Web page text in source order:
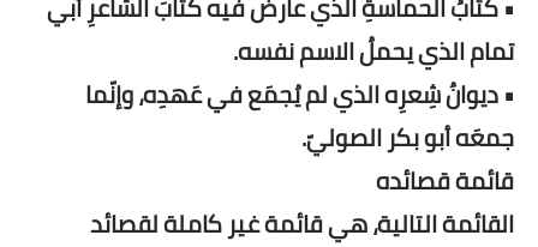
تمام الذي يحملُ الاسم نفسه.
• ديوانُ شِعرِه الذي لم يُجمَع في عَهدِه، وإنّما
جمعَه أبو بكر الصوليّ.
قائمة قصائده
القائمة التالية، هي قائمة غير كاملة لقصائد